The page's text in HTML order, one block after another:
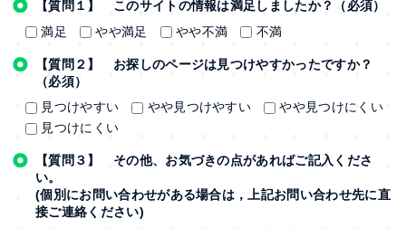
【質問１】 このサイトの情報は満足しましたか？（必須）
満足
やや満足 やや不満 不満
【質問２】 お探しのページは見つけやすかったですか？
（必須）
見つけやすい
やや見つけやすい
やや見つけにくい
見つけにくい
【質問３】 その他、お気づきの点があればご記入くださ
い。
(個別にお問い合わせがある場合は，上記お問い合わせ先に直
接ご連絡ください)